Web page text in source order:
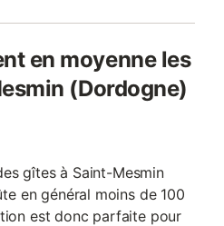
en moyenne les
(Dordogne)
gîtes à Saint-Mesmin
en général moins de 100
est donc parfaite pour